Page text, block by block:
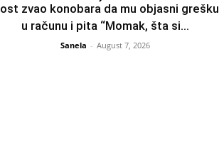
zvao konobara da mu objasni grešku
u računu i pita “Momak, šta si...
Sanela - August 7, 2026